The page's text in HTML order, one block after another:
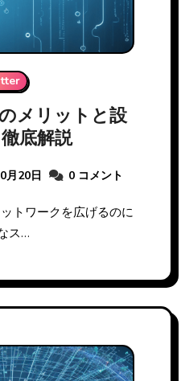
メリットと設
底解説
月20日 0 コメント
ス…